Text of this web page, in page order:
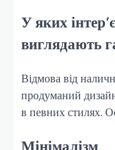
У яких
виглядають
Відмова від
продуманий
в певних стилях.